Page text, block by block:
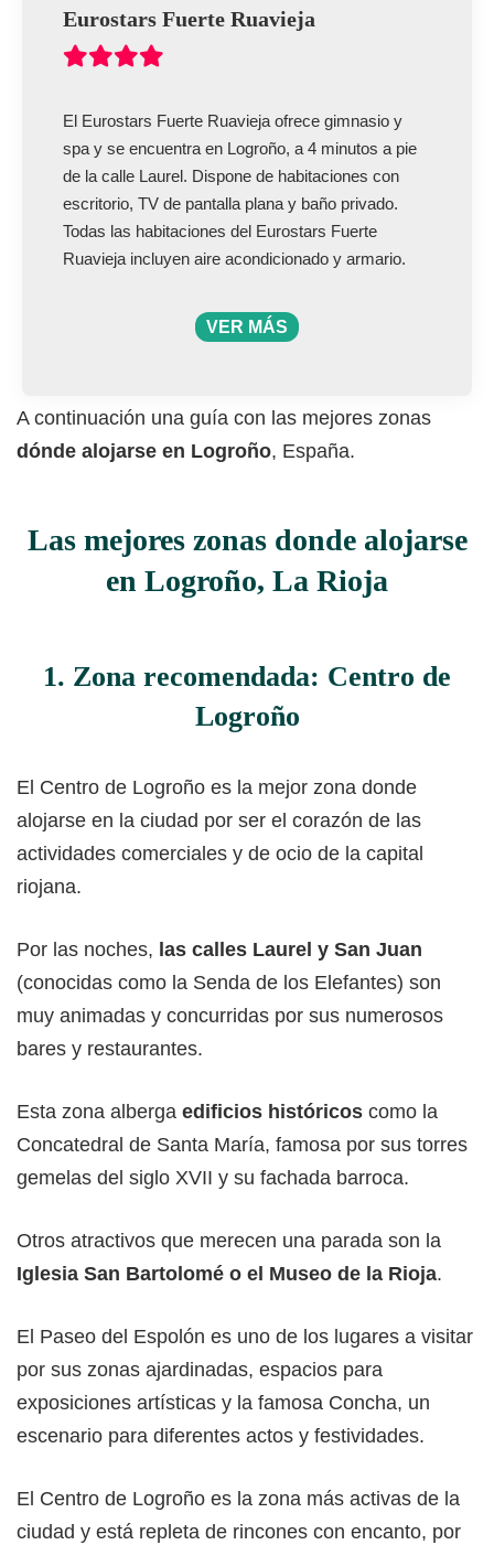
Eurostars Fuerte Ruavieja
El Eurostars Fuerte Ruavieja ofrece gimnasio y
spa y se encuentra en Logroño, a 4 minutos a pie
de la calle Laurel. Dispone de habitaciones con
escritorio, TV de pantalla plana y baño privado.
Todas las habitaciones del Eurostars Fuerte
Ruavieja incluyen aire acondicionado y armario.
VER MÁS
A continuación una guía con las mejores zonas
dónde alojarse en Logroño, España.
Las mejores zonas donde alojarse
en Logroño, La Rioja
1. Zona recomendada: Centro de
Logroño
El Centro de Logroño es la mejor zona donde
alojarse en la ciudad por ser el corazón de las
actividades comerciales y de ocio de la capital
riojana.
Por las noches, las calles Laurel y San Juan
(conocidas como la Senda de los Elefantes) son
muy animadas y concurridas por sus numerosos
bares y restaurantes.
Esta zona alberga edificios históricos como la
Concatedral de Santa María, famosa por sus torres
gemelas del siglo XVII y su fachada barroca.
Otros atractivos que merecen una parada son la
Iglesia San Bartolomé o el Museo de la Rioja.
El Paseo del Espolón es uno de los lugares a visitar
por sus zonas ajardinadas, espacios para
exposiciones artísticas y la famosa Concha, un
escenario para diferentes actos y festividades.
El Centro de Logroño es la zona más activas de la
ciudad y está repleta de rincones con encanto, por